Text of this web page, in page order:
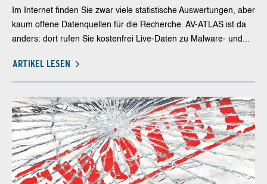
Im Internet finden Sie zwar viele statistische Auswertungen, aber
kaum offene Datenquellen für die Recherche. AV-ATLAS ist da
anders: dort rufen Sie kostenfrei Live-Daten zu Malware- und...
ARTIKEL LESEN